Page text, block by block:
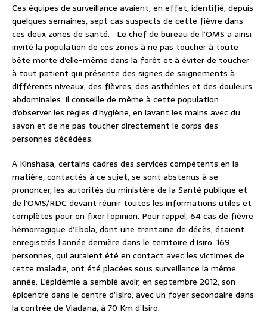
Ces équipes de surveillance avaient, en effet, identifié, depuis
quelques semaines, sept cas suspects de cette fièvre dans
ces deux zones de santé. Le chef de bureau de l’OMS a ainsi
invité la population de ces zones à ne pas toucher à toute
bête morte d’elle-même dans la forêt et à éviter de toucher
à tout patient qui présente des signes de saignements à
différents niveaux, des fièvres, des asthénies et des douleurs
abdominales. Il conseille de même à cette population
d’observer les règles d’hygiène, en lavant les mains avec du
savon et de ne pas toucher directement le corps des
personnes décédées.
A Kinshasa, certains cadres des services compétents en la
matière, contactés à ce sujet, se sont abstenus à se
prononcer, les autorités du ministère de la Santé publique et
de l’OMS/RDC devant réunir toutes les informations utiles et
complètes pour en fixer l’opinion. Pour rappel, 64 cas de fièvre
hémorragique d’Ebola, dont une trentaine de décès, étaient
enregistrés l’année dernière dans le territoire d’Isiro. 169
personnes, qui auraient été en contact avec les victimes de
cette maladie, ont été placées sous surveillance la même
année. L’épidémie a semblé avoir, en septembre 2012, son
épicentre dans le centre d’Isiro, avec un foyer secondaire dans
la contrée de Viadana, à 70 Km d’Isiro.